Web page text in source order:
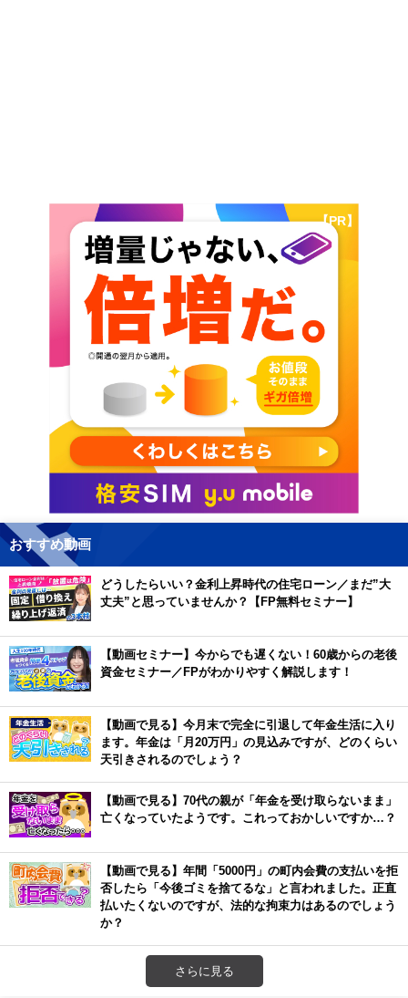
【PR】
おすすめ動画
どうしたらいい？金利上昇時代の住宅ローン／まだ”大
丈夫”と思っていませんか？【FP無料セミナー】
【動画セミナー】今からでも遅くない！60歳からの老後
資金セミナー／FPがわかりやすく解説します！
【動画で見る】今月末で完全に引退して年金生活に入り
ます。年金は「月20万円」の見込みですが、どのくらい
天引きされるのでしょう？
【動画で見る】70代の親が「年金を受け取らないまま」
亡くなっていたようです。これっておかしいですか…？
【動画で見る】年間「5000円」の町内会費の支払いを拒
否したら「今後ゴミを捨てるな」と言われました。正直
払いたくないのですが、法的な拘束力はあるのでしょう
か？
さらに見る